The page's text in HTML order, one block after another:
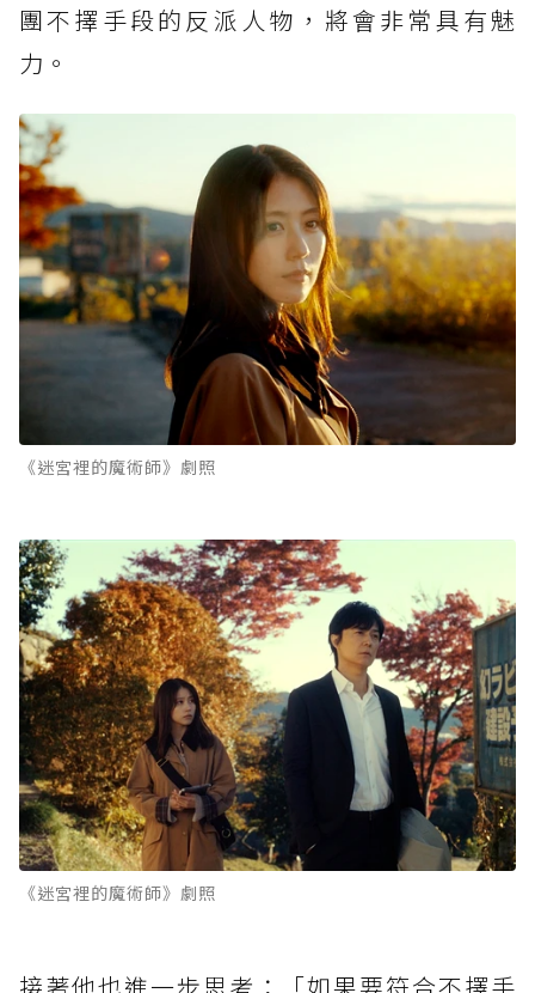
團不擇手段的反派人物，將會非常具有魅
力。
《迷宮裡的魔術師》劇照
《迷宮裡的魔術師》劇照